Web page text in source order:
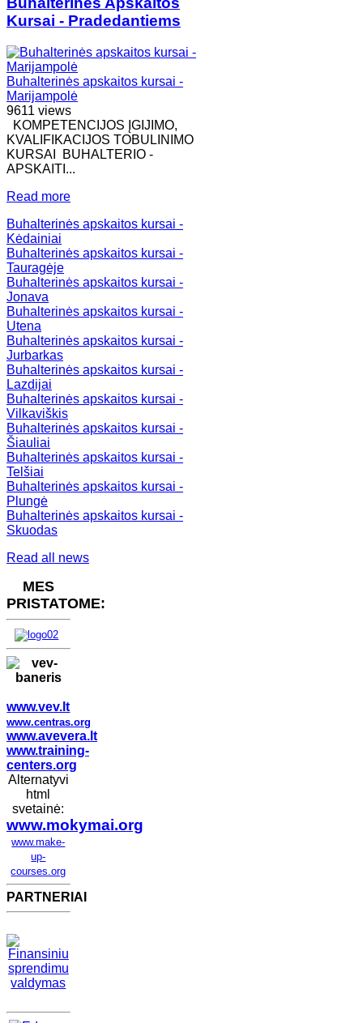
Kursai - Pradedantiems
Buhalterinės apskaitos kursai -
Marijampolė
9611 views
KOMPETENCIJOS ĮGIJIMO,
KVALIFIKACIJOS TOBULINIMO
KURSAI BUHALTERIO -
APSKAITI...
Read more
Buhalterinės apskaitos kursai -
Kėdainiai
Buhalterinės apskaitos kursai -
Tauragėje
Buhalterinės apskaitos kursai -
Jonava
Buhalterinės apskaitos kursai -
Utena
Buhalterinės apskaitos kursai -
Jurbarkas
Buhalterinės apskaitos kursai -
Lazdijai
Buhalterinės apskaitos kursai -
Vilkaviškis
Buhalterinės apskaitos kursai -
Šiauliai
Buhalterinės apskaitos kursai -
Telšiai
Buhalterinės apskaitos kursai -
Plungė
Buhalterinės apskaitos kursai -
Skuodas
Read all news
MES
PRISTATOME:
www.vev.lt
www.centras.org
www.avevera.lt
www.training-
centers.org
Alternatyvi
html
svetainė:
www.mokymai.org
www.make-
up-
courses.org
PARTNERIAI